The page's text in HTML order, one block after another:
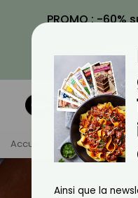
PROMO : -60%
Accueil Tag Vu Sur
Ainsi que la